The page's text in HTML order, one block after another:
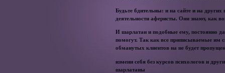
Будьте бдительны: и на сайте и на
деятельности аферисты. Они знают, как
И шарлатан и подобные ему, постоянно
помогут. Так как все приписываемые им
обманутых клиентов на не будет
измени себя без курсов психологов и
шарлатаны